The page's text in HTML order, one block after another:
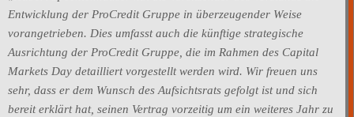
Entwicklung der ProCredit Gruppe in überzeugender Weise
vorangetrieben. Dies umfasst auch die künftige strategische
Ausrichtung der ProCredit Gruppe, die im Rahmen des Capital
Markets Day detailliert vorgestellt werden wird. Wir freuen uns
sehr, dass er dem Wunsch des Aufsichtsrats gefolgt ist und sich
bereit erklärt hat, seinen Vertrag vorzeitig um ein weiteres Jahr zu